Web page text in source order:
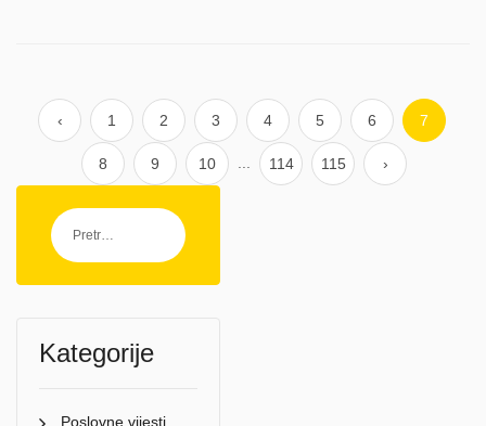
‹ 1 2 3 4 5 6 7
8 9 10 114 115 ›
Kategorije
Poslovne vijesti